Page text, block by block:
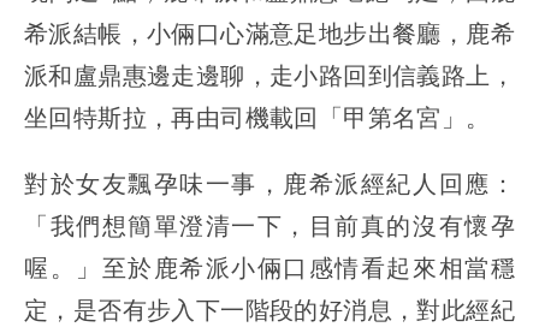
希派結帳，小倆口心滿意足地步出餐廳，鹿希
派和盧鼎惠邊走邊聊，走小路回到信義路上，
坐回特斯拉，再由司機載回「甲第名宮」。
對於女友飄孕味一事，鹿希派經紀人回應：
「我們想簡單澄清一下，目前真的沒有懷孕
喔。」至於鹿希派小倆口感情看起來相當穩
定，是否有步入下一階段的好消息，對此經紀